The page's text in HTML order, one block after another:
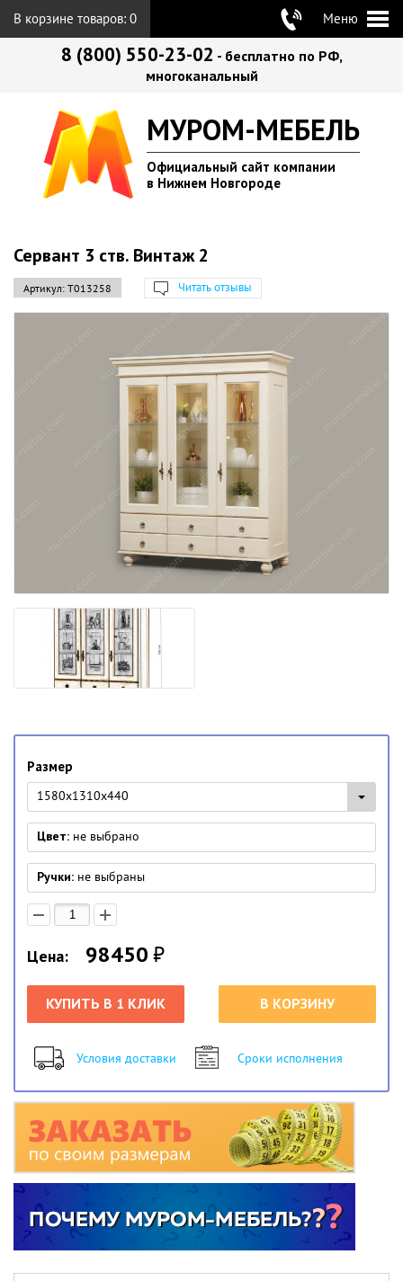
В корзине товаров: 0 Меню
8 (800) 550-23-02 - бесплатно по РФ,
многоканальный
МУРОМ-МЕБЕЛЬ
Официальный сайт компании
в Нижнем Новгороде
Сервант 3 ств. Винтаж 2
Артикул: Т013258 Читать отзывы
Размер
1580x1310x440
Цвет: не выбрано
Ручки: не выбраны
Цена: 98450₽
КУПИТЬ В 1 КЛИК В КОРЗИНУ
Условия доставки Сроки исполнения